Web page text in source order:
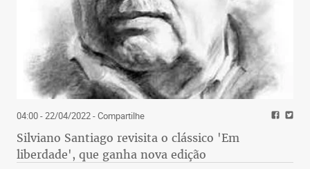
04:00 - 22/04/2022- Compartilhe
Silviano Santiago revisita o clássico 'Em
liberdade', que ganha nova edição